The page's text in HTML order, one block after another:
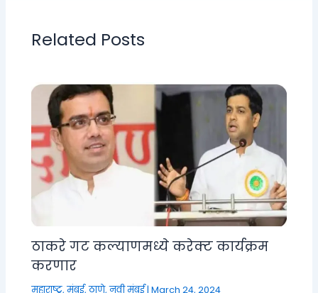
Related Posts
ठाकरे गट कल्याणमध्ये करेक्ट कार्यक्रम
करणार
महाराष्ट्र,मुंबई, ठाणे, नवी मुंबई|March 24, 2024